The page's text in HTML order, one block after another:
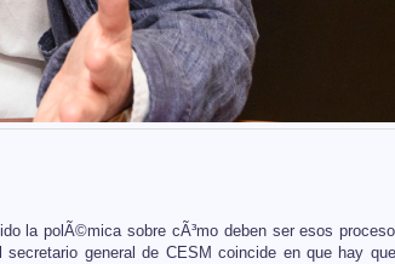
la polÃ©mica sobre cÃ³mo deben ser esos
secretario general de CESM coincide en que hay